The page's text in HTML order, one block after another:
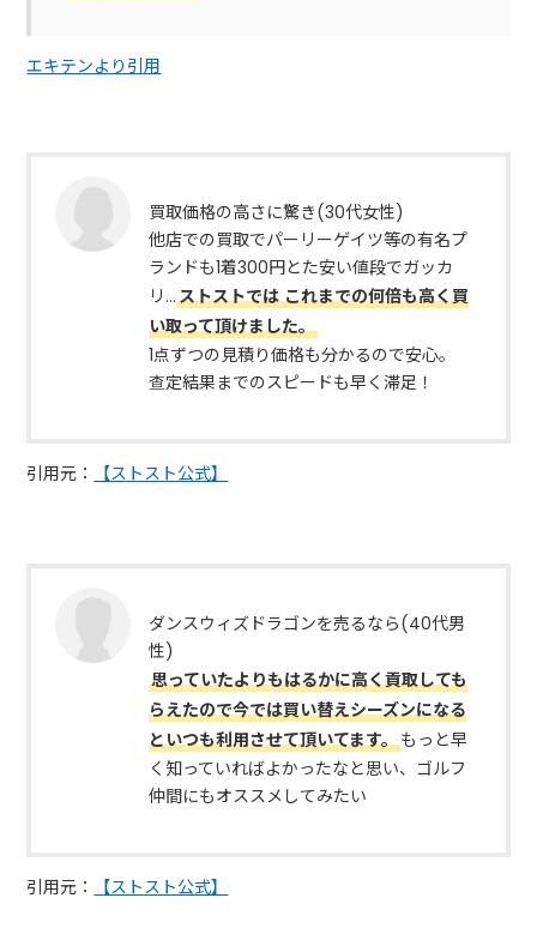
エキテンより引用
買取価格の高さに驚き(30代女性)
他店での買取でパーリーゲイツ等の有名プ
ランドも1着300円とた安い値段でガッカ
リ…ストストでは これまでの何倍も高く買
い取って頂けました。
1点ずつの見積り価格も分かるので安心。
查定結果までのスピードも早く滞足！
引用元： 【ストスト公式】
ダンスウィズドラゴンを売るなら(40代男
性)
思っていたよりもはるかに高く貢取しても
らえたので今では買い替えシーズンになる
といつも利用させて頂いてます。もっと早
く知っていればよかったなと思い、ゴルフ
仲間にもオススメしてみたい
引用元： 【ストスト公式】